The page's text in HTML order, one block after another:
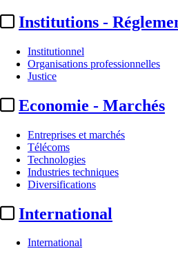
Institutions -
Institutionnel
Organisations professionnelles
Justice
Economie - Marchés
Entreprises et marchés
Télécoms
Technologies
Industries techniques
Diversifications
International
International
Essentiel